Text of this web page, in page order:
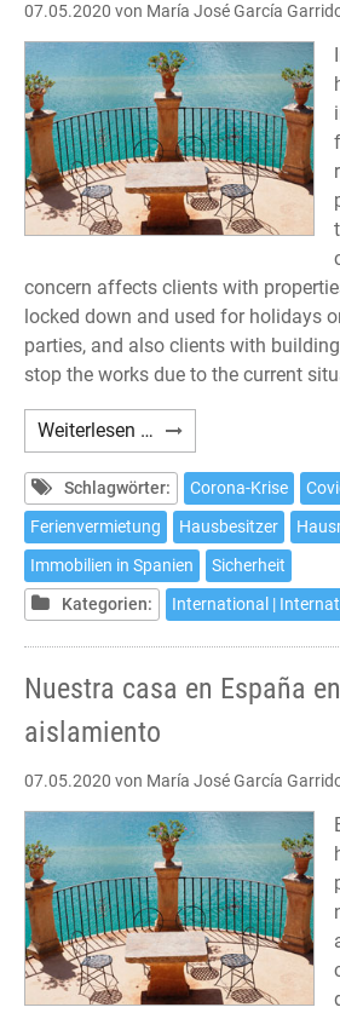
07.05.2020 von María José García
concern affects clients with
locked down and used for holidays
parties, and also clients with
stop the works due to the current
Weiterlesen … Our
house
in
Spain
in
lockdown
times
Schlagwörter: Corona-Krise
Ferienvermietung
Hausbesitzer
Immobilien in Spanien
Sicherheit
Kategorien:
International |
Nuestra casa en España
aislamiento
07.05.2020 von María José García